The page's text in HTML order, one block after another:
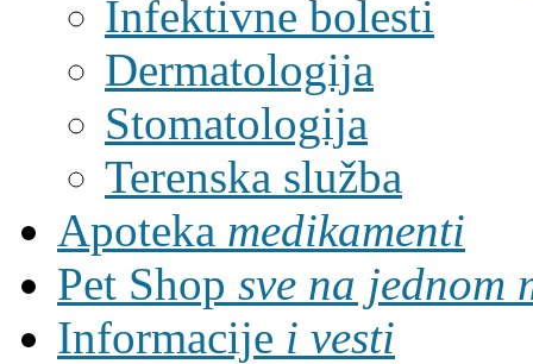
Infektivne bolesti
Dermatologija
Stomatologija
Terenska služba
Apoteka medikamenti
Pet Shop sve na jednom
Informacije i vesti